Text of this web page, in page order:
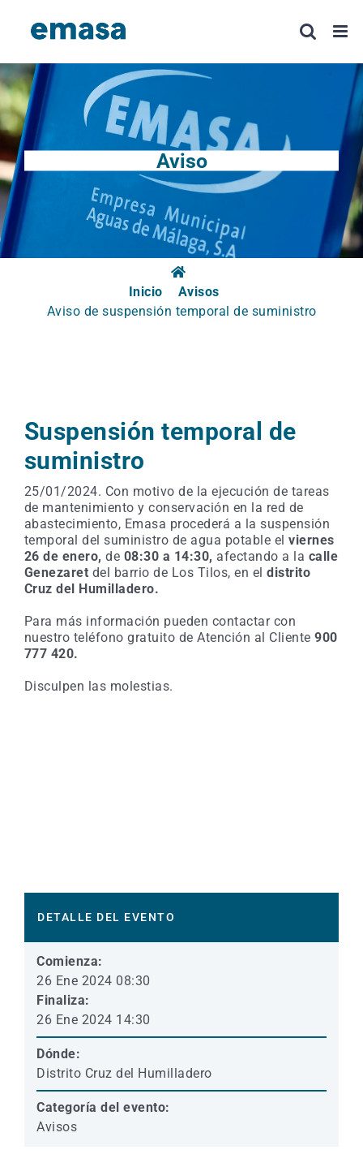
Aviso
Inicio
Avisos
Aviso de suspensión temporal de suministro
Suspensión temporal de
suministro
25/01/2024. Con motivo de la ejecución de tareas
de mantenimiento y conservación en la red de
abastecimiento, Emasa procederá a la suspensión
temporal del suministro de agua potable elviernes
26 de enero, de 08:30 a 14:30, afectando a la calle
Genezaret del barrio de Los Tilos, en eldistrito
Cruz del Humilladero.
Para más información pueden contactar con
nuestro teléfono gratuito de Atención al Cliente900
777 420.
Disculpen las molestias.
DETALLE DEL EVENTO
Comienza:
26 Ene 2024 08:30
Finaliza:
26 Ene 2024 14:30
Dónde:
Distrito Cruz del Humilladero
Categoría del evento:
Avisos